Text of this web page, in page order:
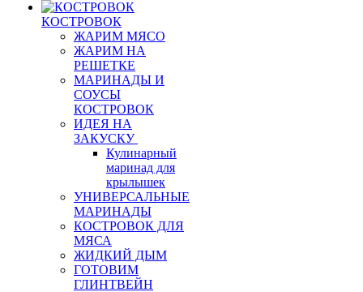
КОСТРОВОК
ЖАРИМ МЯСО
ЖАРИМ НА
РЕШЕТКЕ
МАРИНАДЫ И
СОУСЫ
КОСТРОВОК
ИДЕЯ НА
ЗАКУСКУ
Кулинарный
маринад для
крылышек
УНИВЕРСАЛЬНЫЕ
МАРИНАДЫ
КОСТРОВОК ДЛЯ
МЯСА
ЖИДКИЙ ДЫМ
ГОТОВИМ
ГЛИНТВЕЙН